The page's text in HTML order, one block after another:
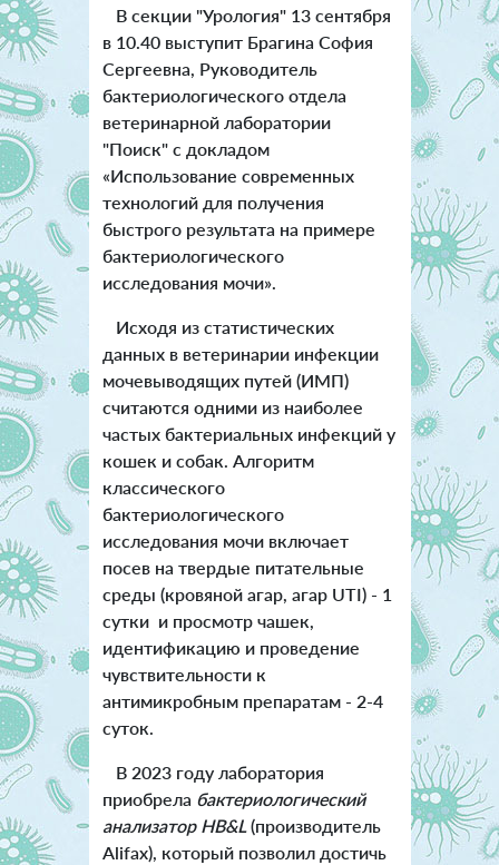
В секции "Урология" 13 сентября
в 10.40 выступит Брагина София
Сергеевна, Руководитель
бактериологического отдела
ветеринарной лаборатории
"Поиск" с докладом
«Использование современных
технологий для получения
быстрого результата на примере
бактериологического
исследования мочи».
Исходя из статистических
данных в ветеринарии инфекции
мочевыводящих путей (ИМП)
считаются одними из наиболее
частых бактериальных инфекций у
кошек и собак. Алгоритм
классического
бактериологического
исследования мочи включает
посев на твердые питательные
среды (кровяной агар, агар UTI) - 1
сутки и просмотр чашек,
идентификацию и проведение
чувствительности к
антимикробным препаратам - 2-4
суток.
В 2023 году лаборатория
приобрела бактериологический
анализатор HB&L(производитель
Alifax), который позволил достичь